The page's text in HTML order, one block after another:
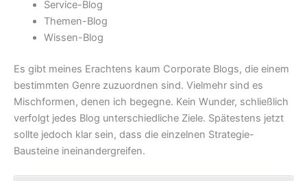
Service-Blog
Themen-Blog
Wissen-Blog
Es gibt meines Erachtens kaum Corporate Blogs, die einem
bestimmten Genre zuzuordnen sind. Vielmehr sind es
Mischformen, denen ich begegne. Kein Wunder, schließlich
verfolgt jedes Blog unterschiedliche Ziele. Spätestens jetzt
sollte jedoch klar sein, dass die einzelnen Strategie-
Bausteine ineinandergreifen.